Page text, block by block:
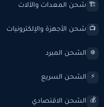
🏗️ شحن المعدات والآلات
📺 شحن الأجهزة والإلكترونيات
❄️ الشحن المبرد
⚡ الشحن السريع
💰 الشحن الاقتصادي